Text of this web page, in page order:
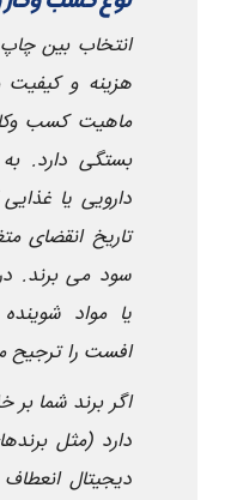
انتخاب بین
هزینه و
ماهیت کسب
بستگی دارد.
دارویی یا
تاریخ انقضای
سود می برند.
یا مواد
افست را ترجیح
اگر برند شما
دارد (مثل
دیجیتال